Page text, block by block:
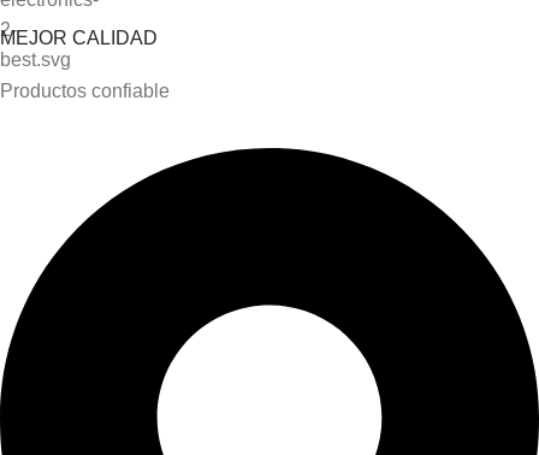
MEJOR CALIDAD
Productos confiable